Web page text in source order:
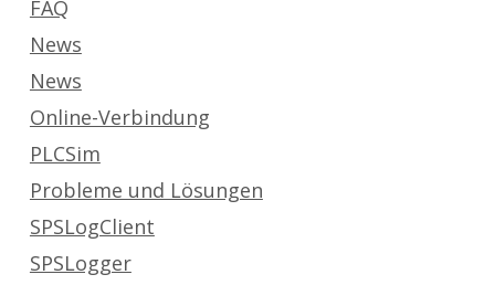
FAQ
News
News
Online-Verbindung
PLCSim
Probleme und Lösungen
SPSLogClient
SPSLogger